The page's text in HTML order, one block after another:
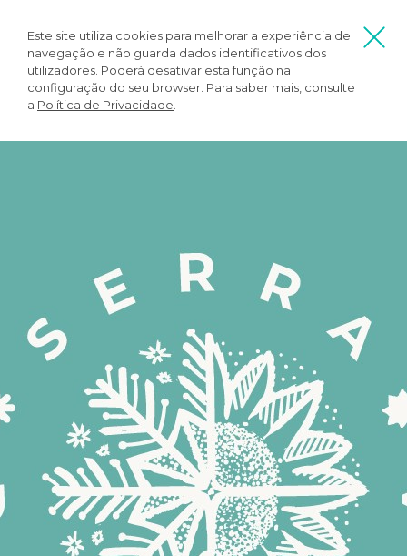
Este site utiliza cookies para melhorar a experiência de
navegação e não guarda dados identificativos dos
utilizadores. Poderá desativar esta função na
configuração do seu browser. Para saber mais, consulte
a Política de Privacidade